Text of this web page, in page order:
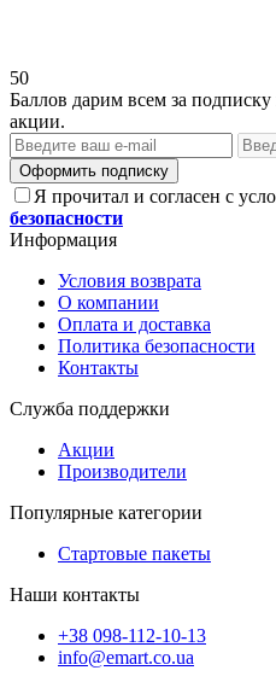
50
Баллов дарим всем за
акции.
Оформить подписку
Я прочитал и согласен с
безопасности
Информация
Условия возврата
О компании
Оплата и доставка
Политика безопасности
Контакты
Служба поддержки
Акции
Производители
Популярные категории
Стартовые пакеты
Наши контакты
+38 098-112-10-13
info@emart.co.ua